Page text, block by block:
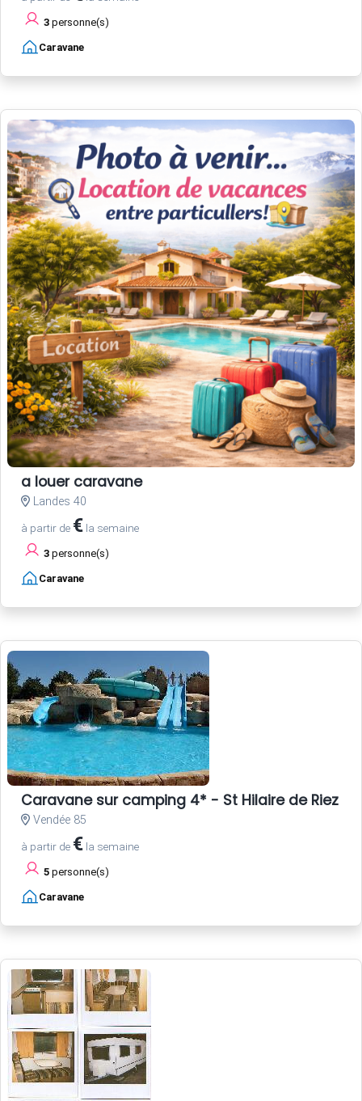
3 personne(s)
Caravane
a louer caravane
Landes 40
à partir de € la semaine
3 personne(s)
Caravane
Caravane sur camping 4* - St Hilaire de Riez -
Vendée 85
à partir de € la semaine
5 personne(s)
Caravane